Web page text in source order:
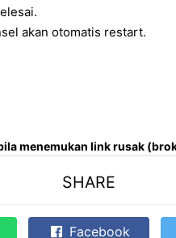
akan otomatis restart.
menemukan link rusak
SHARE
Facebook